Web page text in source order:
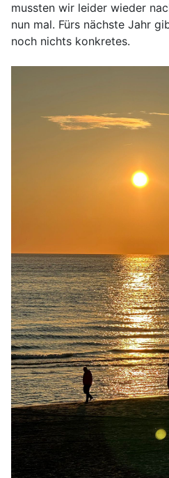
mussten wir leider wieder
nun mal. Fürs nächste Jahr
noch nichts konkretes.